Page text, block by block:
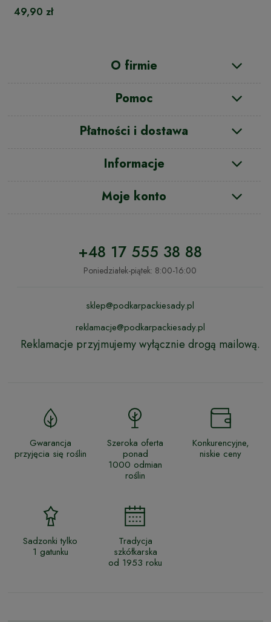
49,90 zł
O firmie
Pomoc
Płatności i dostawa
Informacje
Moje konto
+48 17 555 38 88
Poniedziałek-piątek: 8:00-16:00
sklep@podkarpackiesady.pl
reklamacje@podkarpackiesady.pl
Reklamacje przyjmujemy wyłącznie drogą mailową.
Gwarancja
przyjęcia się roślin
Szeroka oferta
ponad
1000 odmian
roślin
Konkurencyjne,
niskie ceny
Sadzonki tylko
1 gatunku
Tradycja
szkółkarska
od 1953 roku